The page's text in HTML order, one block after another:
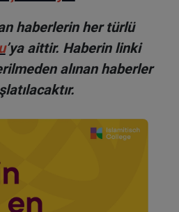
haberlerin her türlü
’ya aittir. Haberin linki
alınan haberler